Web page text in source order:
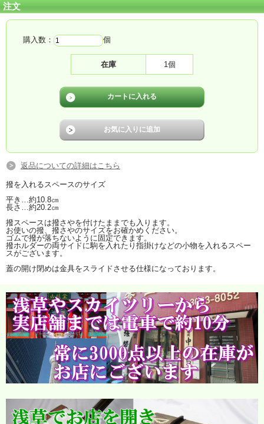
注文
購入数： 個
在庫 1個
返品についての詳細はこちら
撥を入れるスペースのサイズ
平き…約10.8㎝
長さ…約20.2㎝
撥スペースは撥さやを付けたままでも入ります。
お使いの撥、撥さやのサイズをお確かめください。
ゴムで撥が落ちないように固定できます。
撥ホルダーの両サイドに駒を入れたり指掛けなどの小物を入れるスペー
スがございます。
蓋の開け閉めは金具をスライドさせる仕様になっております。